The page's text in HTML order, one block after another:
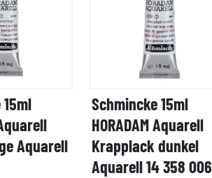
Aquarell
Schmincke 15ml
HORADAM Aquarell
Krapplack dunkel
Aquarell 14 358 006